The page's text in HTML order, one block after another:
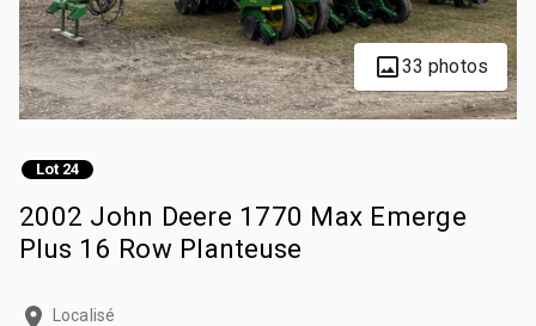
33 photos
Lot 24
2002 John Deere 1770 Max Emerge
Plus 16 Row Planteuse
Localisé